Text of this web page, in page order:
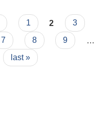
1 2
3
7 8 9
last »